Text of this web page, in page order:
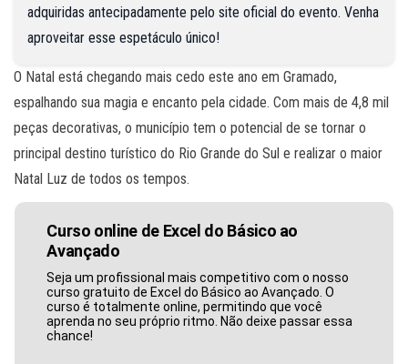
adquiridas antecipadamente pelo site oficial do evento. Venha
aproveitar esse espetáculo único!
O Natal está chegando mais cedo este ano em Gramado,
espalhando sua magia e encanto pela cidade. Com mais de 4,8 mil
peças decorativas, o município tem o potencial de se tornar o
principal destino turístico do Rio Grande do Sul e realizar o maior
Natal Luz de todos os tempos.
Curso online de Excel do Básico ao
Avançado
Seja um profissional mais competitivo com o nosso
curso gratuito de Excel do Básico ao Avançado. O
curso é totalmente online, permitindo que você
aprenda no seu próprio ritmo. Não deixe passar essa
chance!